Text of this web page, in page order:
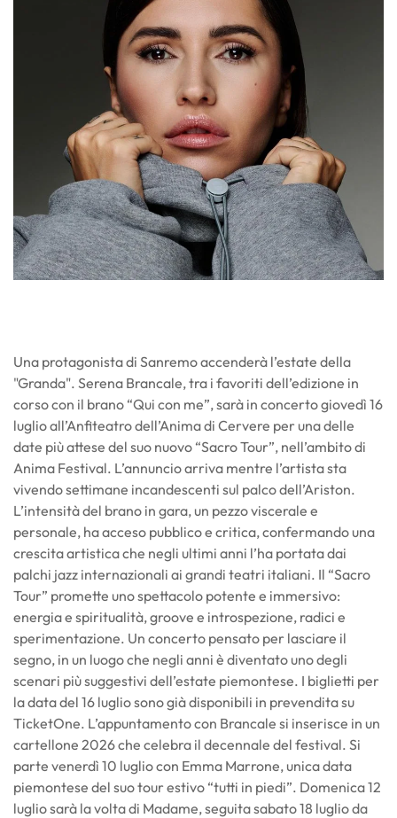
Una protagonista di Sanremo accenderà l’estate della
"Granda". Serena Brancale, tra i favoriti dell’edizione in
corso con il brano “Qui con me”, sarà in concerto giovedì 16
luglio all’Anfiteatro dell’Anima di Cervere per una delle
date più attese del suo nuovo “Sacro Tour”, nell’ambito di
Anima Festival. L’annuncio arriva mentre l’artista sta
vivendo settimane incandescenti sul palco dell’Ariston.
L’intensità del brano in gara, un pezzo viscerale e
personale, ha acceso pubblico e critica, confermando una
crescita artistica che negli ultimi anni l’ha portata dai
palchi jazz internazionali ai grandi teatri italiani. Il “Sacro
Tour” promette uno spettacolo potente e immersivo:
energia e spiritualità, groove e introspezione, radici e
sperimentazione. Un concerto pensato per lasciare il
segno, in un luogo che negli anni è diventato uno degli
scenari più suggestivi dell’estate piemontese. I biglietti per
la data del 16 luglio sono già disponibili in prevendita su
TicketOne. L’appuntamento con Brancale si inserisce in un
cartellone 2026 che celebra il decennale del festival. Si
parte venerdì 10 luglio con Emma Marrone, unica data
piemontese del suo tour estivo “tutti in piedi”. Domenica 12
luglio sarà la volta di Madame, seguita sabato 18 luglio da